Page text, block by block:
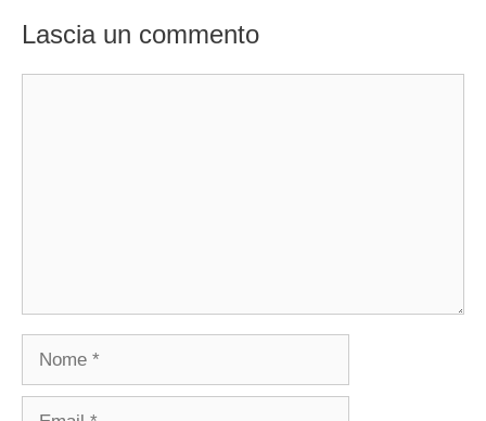
Lascia un commento
Nome
Email